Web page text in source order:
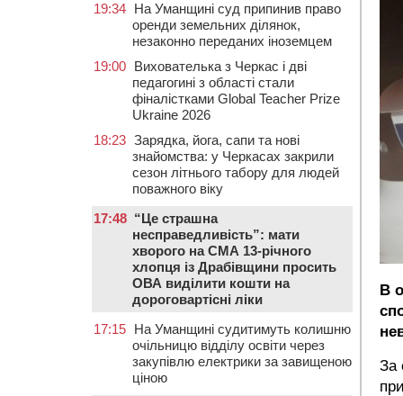
В
За
19:34 На Уманщині суд припинив право
оренди земельних ділянок,
незаконно переданих іноземцем
19:00 Вихователька з Черкас і дві
педагогині з області стали
фіналістками Global Teacher Prize
Ukraine 2026
18:23 Зарядка, йога, сапи та нові
знайомства: у Черкасах закрили
сезон літнього табору для людей
поважного віку
17:48 “Це страшна
несправедливість”: мати
хворого на СМА 13-річного
хлопця із Драбівщини просить
ОВА виділити кошти на
дороговартісні ліки
17:15 На Уманщині судитимуть колишню
очільницю відділу освіти через
закупівлю електрики за завищеною
ціною